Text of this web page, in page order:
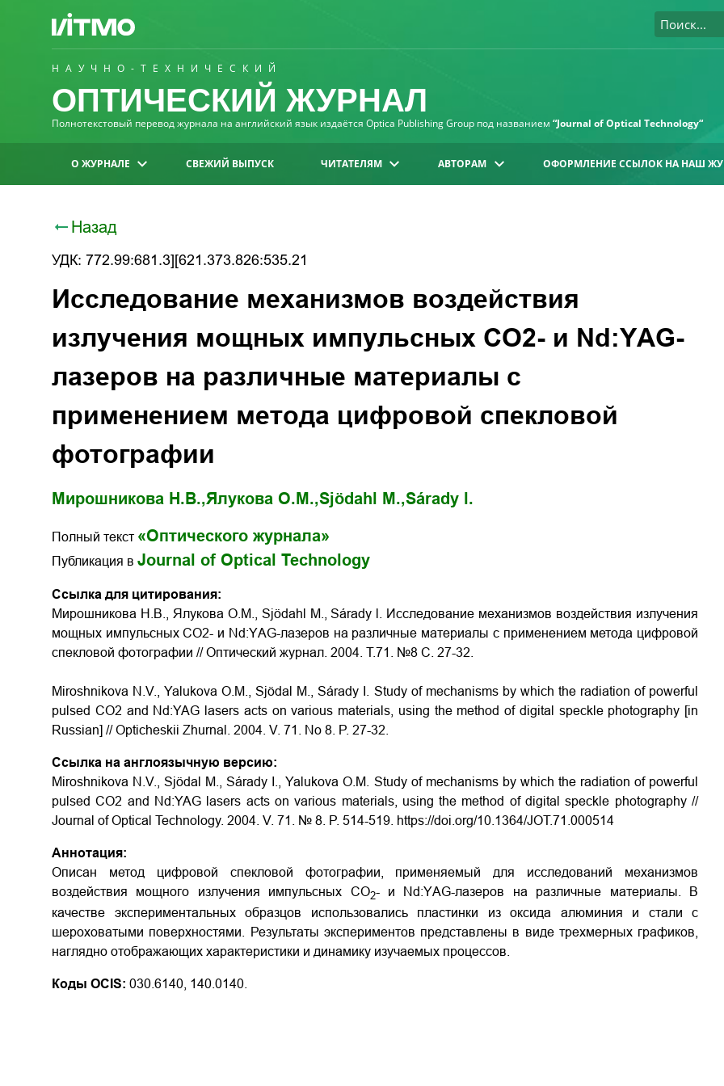
НАУЧНО-ТЕХНИЧЕСКИЙ
ОПТИЧЕСКИЙ ЖУРНАЛ
Полнотекстовый перевод журнала на английский язык издаётся Optica Publishing Group под названием “Journal of Optical Technology“
О ЖУРНАЛЕ СВЕЖИЙ ВЫПУСК ЧИТАТЕЛЯМ АВТОРАМ ОФОРМЛЕНИЕ ССЫЛОК НА НАШ
Назад
УДК: 772.99:681.3][621.373.826:535.21
Исследование механизмов воздействия
излучения мощных импульсных СO2- и Nd:YАG-
лазеров на различные материалы с
применением метода цифровой спекловой
фотографии
Мирошникова Н.В.,Ялукова O.M.,Sjödahl M.,Sárady l.
Полный текст «Оптического журнала»
Публикация в Journal of Optical Technology
Ссылка для цитирования:
Мирошникова Н.В., Ялукова O.M., Sjödahl M., Sárady l. Исследование механизмов воздействия излучения
мощных импульсных СO2- и Nd:YАG-лазеров на различные материалы с применением метода цифровой
спекловой фотографии // Оптический журнал. 2004. Т.71. №8 С. 27-32.
Miroshnikova N.V., Yalukova O.M., Sjödal M., Sárady I. Study of mechanisms by which the radiation of powerful
pulsed CO2 and Nd:YAG lasers acts on various materials, using the method of digital speckle photography [in
Russian] // Opticheskii Zhurnal. 2004. V. 71. No 8. P. 27-32.
Ссылка на англоязычную версию:
Miroshnikova N.V., Sjödal M., Sárady I., Yalukova O.M. Study of mechanisms by which the radiation of powerful
pulsed CO2 and Nd:YAG lasers acts on various materials, using the method of digital speckle photography //
Journal of Optical Technology. 2004. V. 71. № 8. P. 514-519. https://doi.org/10.1364/JOT.71.000514
Аннотация:
Описан метод цифровой спекловой фотографии, применяемый для исследований механизмов
воздействия мощного излучения импульсных СO2- и Nd:YАG-лазеров на различные материалы. В
качестве экспериментальных образцов использовались пластинки из оксида алюминия и стали с
шероховатыми поверхностями. Результаты экспериментов представлены в виде трехмерных графиков,
наглядно отображающих характеристики и динамику изучаемых процессов.
Коды OCIS: 030.6140, 140.0140.